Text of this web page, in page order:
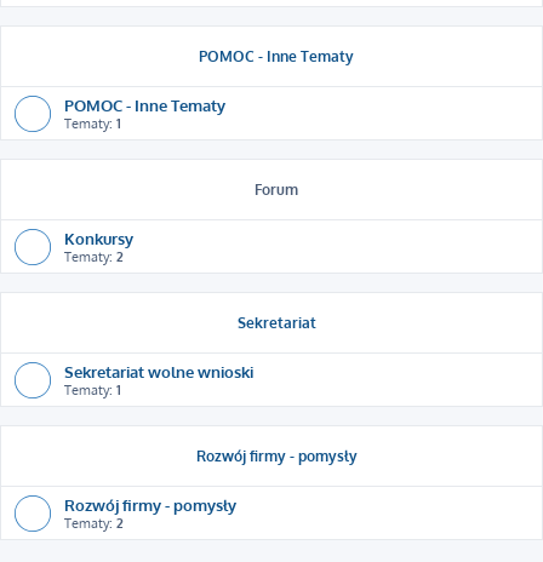
POMOC - Inne Tematy
POMOC - Inne Tematy
Tematy: 1
Forum
Konkursy
Tematy: 2
Sekretariat
Sekretariat wolne wnioski
Tematy: 1
Rozwój firmy - pomysły
Rozwój firmy - pomysły
Tematy: 2